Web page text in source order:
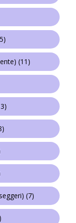
(11)
(7)